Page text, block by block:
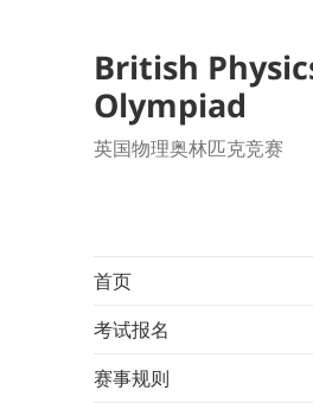
British
Olympiad
英国物理奥林匹克竞赛
首页
考试报名
赛事规则